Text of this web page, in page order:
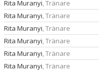
Rita Muranyi, Tränare
Rita Muranyi, Tränare
Rita Muranyi, Tränare
Rita Muranyi, Tränare
Rita Muranyi, Tränare
Rita Muranyi, Tränare